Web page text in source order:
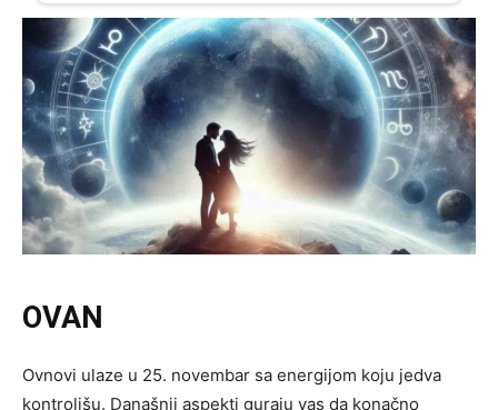
OVAN
Ovnovi ulaze u 25. novembar sa energijom koju jedva
kontrolišu. Današnji aspekti guraju vas da konačno